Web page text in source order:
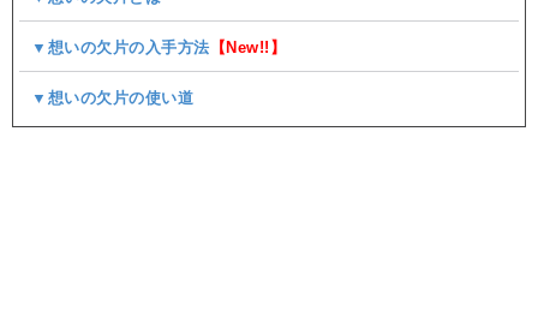
▼想いの欠片の入手方法 【New!!】
▼想いの欠片の使い道